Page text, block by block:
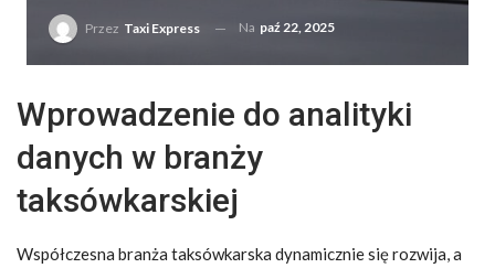
Przez Taxi Express Na paź 22, 2025
Wprowadzenie do analityki
danych w branży
taksówkarskiej
Współczesna branża taksówkarska dynamicznie się rozwija, a